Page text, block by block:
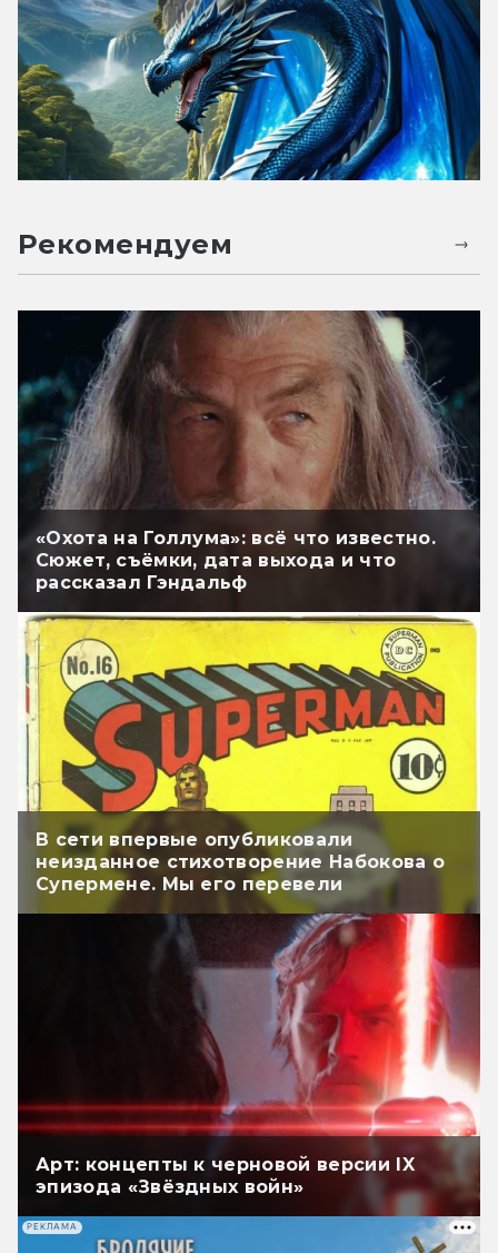
Рекомендуем
«Охота на Голлума»: всё что известно.
Сюжет, съёмки, дата выхода и что
рассказал Гэндальф
В сети впервые опубликовали
неизданное стихотворение Набокова о
Супермене. Мы его перевели
Арт: концепты к черновой версии IX
эпизода «Звёздных войн»
РЕКЛАМА